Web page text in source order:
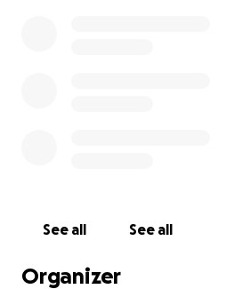
See all See all
Organizer